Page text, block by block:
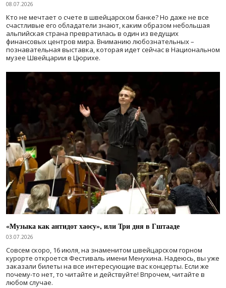
08.07.2026
Кто не мечтает о счете в швейцарском банке? Но даже не все
счастливые его обладатели знают, каким образом небольшая
альпийская страна превратилась в один из ведущих
финансовых центров мира. Вниманию любознательных –
познавательная выставка, которая идет сейчас в Национальном
музее Швейцарии в Цюрихе.
«Музыка как антидот хаосу», или Три дня в Гштааде
03.07.2026
Совсем скоро, 16 июля, на знаменитом швейцарском горном
курорте откроется Фестиваль имени Менухина. Надеюсь, вы уже
заказали билеты на все интересующие вас концерты. Если же
почему-то нет, то читайте и действуйте! Впрочем, читайте в
любом случае.